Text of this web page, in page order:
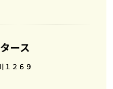
ース
２６９